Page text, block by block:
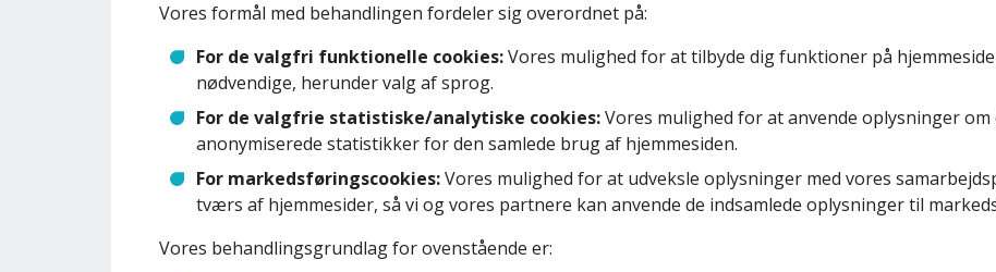
Vores formål med behandlingen fordeler sig overordnet på:
For de valgfri funktionelle cookies:Vores mulighed for at tilbyde dig funktioner på
nødvendige, herunder valg af sprog.
For de valgfrie statistiske/analytiske cookies:Vores mulighed for at anvende oplysninger
anonymiserede statistikker for den samlede brug af hjemmesiden.
For markedsføringscookies:Vores mulighed for at udveksle oplysninger med vores
tværs af hjemmesider, så vi og vores partnere kan anvende de indsamlede oplysninger til
Vores behandlingsgrundlag for ovenstående er: